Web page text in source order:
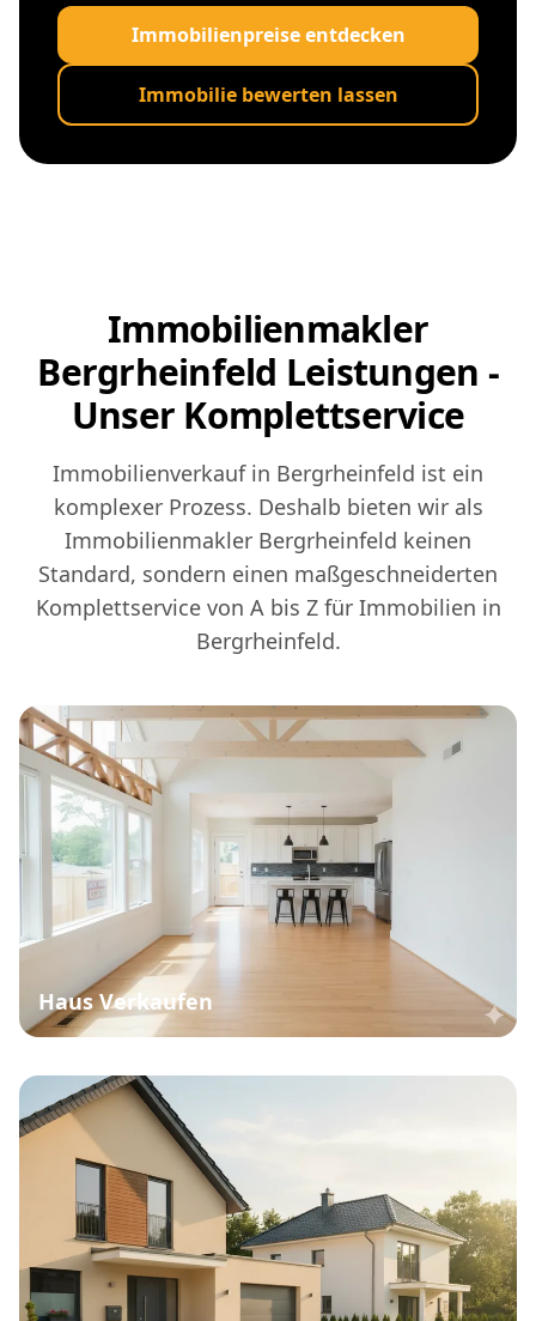
Immobilienpreise entdecken
Immobilie bewerten lassen
Immobilienmakler
Bergrheinfeld Leistungen -
Unser Komplettservice
Immobilienverkauf in Bergrheinfeld ist ein
komplexer Prozess. Deshalb bieten wir als
Immobilienmakler Bergrheinfeld keinen
Standard, sondern einen maßgeschneiderten
Komplettservice von A bis Z für Immobilien in
Bergrheinfeld.
Haus Verkaufen